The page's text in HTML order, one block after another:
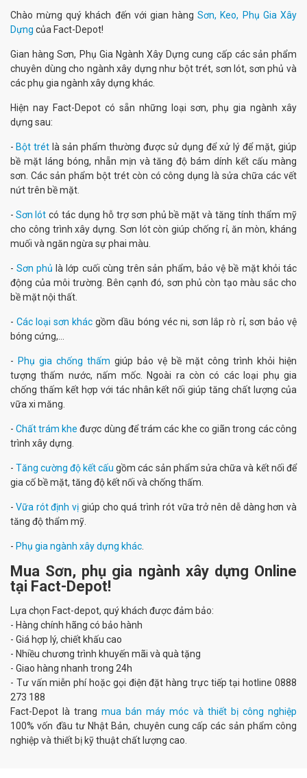
Chào mừng quý khách đến với gian hàng Sơn, Keo, Phụ Gia Xây
Dựng của Fact-Depot!
Gian hàng Sơn, Phụ Gia Ngành Xây Dựng cung cấp các sản phẩm
chuyên dùng cho ngành xây dựng như bột trét, sơn lót, sơn phủ và
các phụ gia ngành xây dựng khác.
Hiện nay Fact-Depot có sẵn những loại sơn, phụ gia ngành xây
dựng sau:
- Bột trét là sản phẩm thường được sử dụng để xử lý để mặt, giúp
bề mặt láng bóng, nhẵn mịn và tăng độ bám dính kết cấu màng
sơn. Các sản phẩm bột trét còn có công dụng là sửa chữa các vết
nứt trên bề mặt.
- Sơn lót có tác dụng hỗ trợ sơn phủ bề mặt và tăng tính thẩm mỹ
cho công trình xây dựng. Sơn lót còn giúp chống rỉ, ăn mòn, kháng
muối và ngăn ngừa sự phai màu.
- Sơn phủ là lớp cuối cùng trên sản phẩm, bảo vệ bề mặt khỏi tác
động của môi trường. Bên cạnh đó, sơn phủ còn tạo màu sắc cho
bề mặt nội thất.
- Các loại sơn khác gồm dầu bóng véc ni, sơn lắp rò rỉ, sơn bảo vệ
bóng cứng,...
- Phụ gia chống thấm giúp bảo vệ bề mặt công trình khỏi hiện
tượng thấm nước, nấm mốc. Ngoài ra còn có các loại phụ gia
chống thấm kết hợp với tác nhân kết nối giúp tăng chất lượng của
vữa xi măng.
- Chất trám khe được dùng để trám các khe co giãn trong các công
trình xây dựng.
- Tăng cường độ kết cấu gồm các sản phẩm sửa chữa và kết nối để
gia cố bề mặt, tăng độ kết nối và chống thấm.
- Vữa rót định vị giúp cho quá trình rót vữa trở nên dễ dàng hơn và
tăng độ thẩm mỹ.
- Phụ gia ngành xây dựng khác
Mua Sơn, phụ gia ngành xây dựng Online
tại Fact-Depot!
Lựa chọn Fact-depot, quý khách được đảm bảo:
- Hàng chính hãng có bảo hành
- Giá hợp lý, chiết khấu cao
- Nhiều chương trình khuyến mãi và quà tặng
- Giao hàng nhanh trong 24h
- Tư vấn miễn phí hoặc gọi điện đặt hàng trực tiếp tại hotline 0888
273 188
Fact-Depot là trang mua bán máy móc và thiết bị công nghiệp
100% vốn đầu tư Nhật Bản, chuyên cung cấp các sản phẩm công
nghiệp và thiết bị kỹ thuật chất lượng cao.